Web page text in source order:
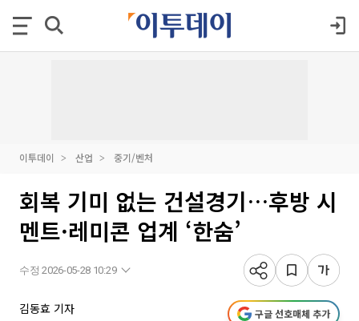
이투데이 산업 중기/벤처
회복 기미 없는 건설경기…후방 시
멘트·레미콘 업계 ‘한숨’
수정 2026-05-28 10:29
김동효 기자 구글 선호매체 추가